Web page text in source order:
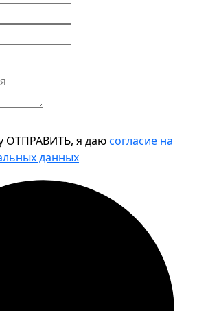
ОТПРАВИТЬ, я даюсогласие на
данных